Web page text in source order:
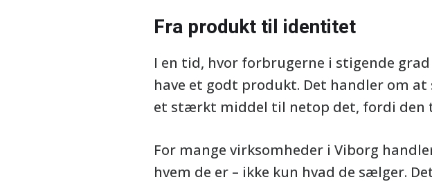
Fra produkt til identitet
I en tid, hvor forbrugerne i stigende
have et godt produkt. Det handler om
et stærkt middel til netop det, fordi den
For mange virksomheder i Viborg
hvem de er – ikke kun hvad de sælger.